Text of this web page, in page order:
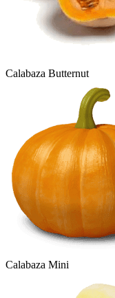
Calabaza Butternut
Calabaza Mini